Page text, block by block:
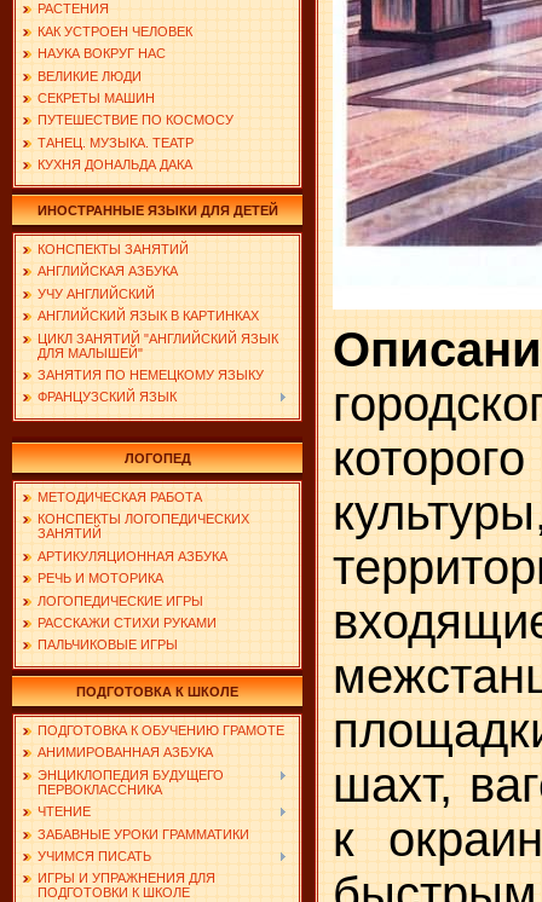
РАСТЕНИЯ
КАК УСТРОЕН ЧЕЛОВЕК
НАУКА ВОКРУГ НАС
ВЕЛИКИЕ ЛЮДИ
СЕКРЕТЫ МАШИН
ПУТЕШЕСТВИЕ ПО КОСМОСУ
ТАНЕЦ. МУЗЫКА. ТЕАТР
КУХНЯ ДОНАЛЬДА ДАКА
ИНОСТРАННЫЕ ЯЗЫКИ ДЛЯ ДЕТЕЙ
КОНСПЕКТЫ ЗАНЯТИЙ
АНГЛИЙСКАЯ АЗБУКА
УЧУ АНГЛИЙСКИЙ
АНГЛИЙСКИЙ ЯЗЫК В КАРТИНКАХ
ЦИКЛ ЗАНЯТИЙ "АНГЛИЙСКИЙ ЯЗЫК
ДЛЯ МАЛЫШЕЙ"
ЗАНЯТИЯ ПО НЕМЕЦКОМУ ЯЗЫКУ
ФРАНЦУЗСКИЙ ЯЗЫК
ЛОГОПЕД
МЕТОДИЧЕСКАЯ РАБОТА
КОНСПЕКТЫ ЛОГОПЕДИЧЕСКИХ
ЗАНЯТИЙ
АРТИКУЛЯЦИОННАЯ АЗБУКА
РЕЧЬ И МОТОРИКА
ЛОГОПЕДИЧЕСКИЕ ИГРЫ
РАССКАЖИ СТИХИ РУКАМИ
ПАЛЬЧИКОВЫЕ ИГРЫ
ПОДГОТОВКА К ШКОЛЕ
ПОДГОТОВКА К ОБУЧЕНИЮ ГРАМОТЕ
АНИМИРОВАННАЯ АЗБУКА
ЭНЦИКЛОПЕДИЯ БУДУЩЕГО
ПЕРВОКЛАССНИКА
ЧТЕНИЕ
ЗАБАВНЫЕ УРОКИ ГРАММАТИКИ
УЧИМСЯ ПИСАТЬ
ИГРЫ И УПРАЖНЕНИЯ ДЛЯ
ПОДГОТОВКИ К ШКОЛЕ
шахт,
к